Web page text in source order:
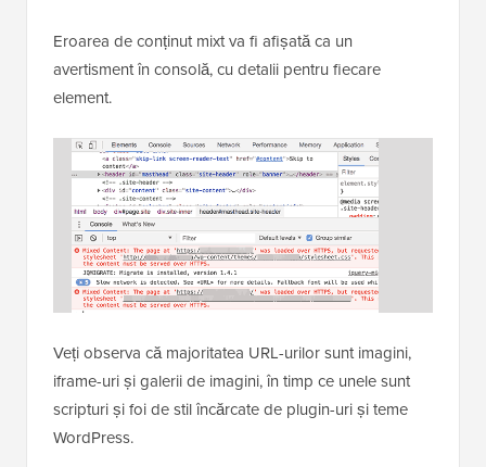
Eroarea de conținut mixt va fi afișată ca un
avertisment în consolă, cu detalii pentru fiecare
element.
Veți observa că majoritatea URL-urilor sunt imagini,
iframe-uri și galerii de imagini, în timp ce unele sunt
scripturi și foi de stil încărcate de plugin-uri și teme
WordPress.